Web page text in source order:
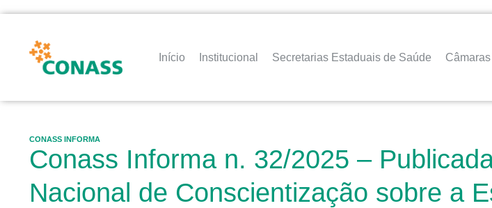
Início Institucional Secretarias Estaduais de Saúde
CONASS INFORMA
Conass Informa n. 32/2025 –
Nacional de Conscientização sobre a